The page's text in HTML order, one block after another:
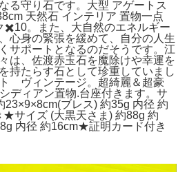
る守り石です。大型 アゲートス
天然石 インテリア 置物一点
✖️10。また、大自然のエネルギー
心身の緊張を緩めて、自分の人生
サポートとなるのだそうです。江
は、佐渡赤玉石を魔除けや幸運を
持たらす石として珍重していまし
ヴィンテージ。超綺麗＆超豪
ディアン置物.台座付きます。サ
23×9×8cm(ブレス) 約35g 内径 約
サイズ (大黒天さま) 約88g 約
内径 約16cm★証明カード付き